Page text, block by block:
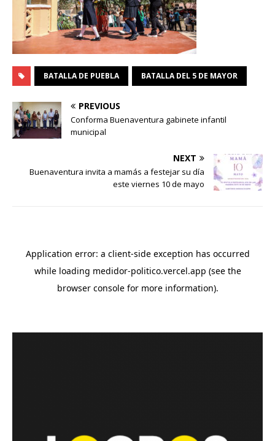
BATALLA DE PUEBLA BATALLA DEL 5 DE MAYOR
PREVIOUS
Conforma Buenaventura gabinete infantil
municipal
NEXT
Buenaventura invita a mamás a festejar su día
este viernes 10 de mayo